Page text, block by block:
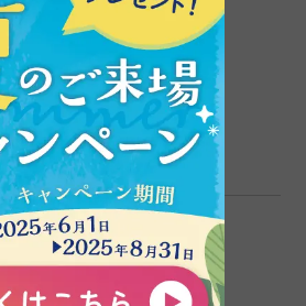
の設定が【受信拒否設定】
てしまいますので、ドメイ
ください。
ループ
ーム、
チリブ不動産）
任意